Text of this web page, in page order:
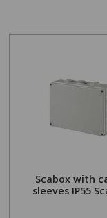
Scabox with
sleeves IP55